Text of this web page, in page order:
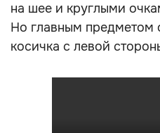
на шее и круглыми
Но главным предметом
косичка с левой